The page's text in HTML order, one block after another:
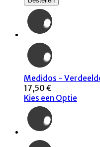
Medidos -
17,50 €
Kies een Optie